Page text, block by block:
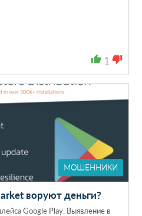
thumb_up 1 thumb_down
МОШЕННИКИ
воруют деньги?
Google Play. Выявление в